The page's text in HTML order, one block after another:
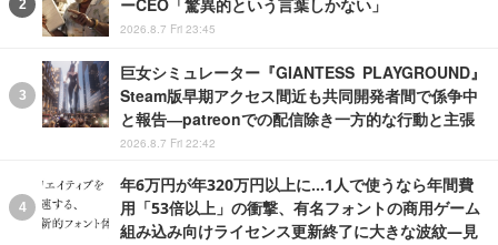
ーCEO「驚異的という言葉しかない」
2026.8.7 Fri 23:45
巨女シミュレーター『GIANTESS PLAYGROUND』
Steam版早期アクセス間近も共同開発者間で係争中
と報告―patreonでの配信除き一方的な行動と主張
2026.8.7 Fri 22:42
年6万円が年320万円以上に…1人で使うなら年間費
用「53倍以上」の衝撃、有名フォントの商用ゲーム
組み込み向けライセンス更新終了に大きな波紋―見